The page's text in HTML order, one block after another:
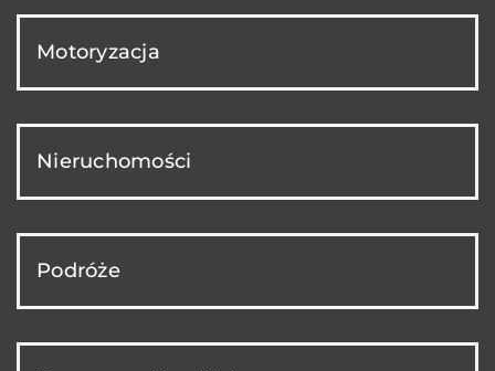
Motoryzacja
Nieruchomości
Podróże